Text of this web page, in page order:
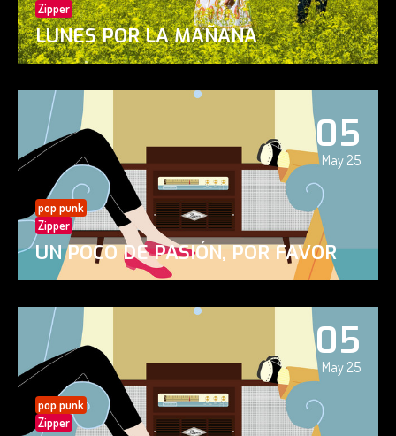
Zipper
LUNES POR LA MAÑANA
05
May 25
pop punk
Zipper
UN POCO DE PASIÓN, POR FAVOR
05
May 25
pop punk
Zipper